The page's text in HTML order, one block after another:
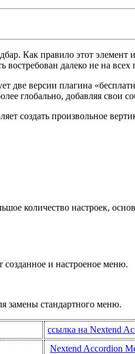
Как правило этот элемент
далеко не на всех
версии плагина
глобально, добавляя свои
создать произвольное
количество настроек,
созданное и настроеное меню.
замены стандартного меню.
ссылка на Nextend
Nextend Accordion